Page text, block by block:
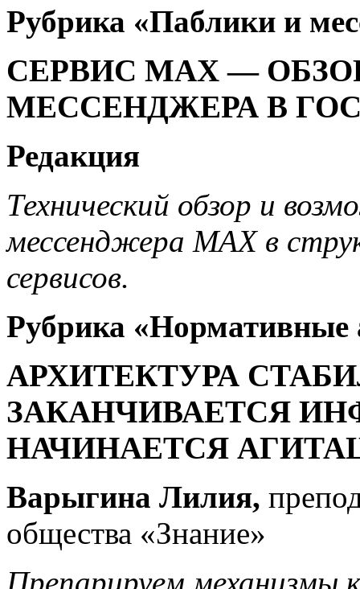
Рубрика «Паблики и
СЕРВИС MAX —
МЕССЕНДЖЕРА В
Редакция
Технический обзор и
мессенджера MAX в
сервисов.
Рубрика «Нормативные
АРХИТЕКТУРА
ЗАКАНЧИВАЕТСЯ
НАЧИНАЕТСЯ
Варыгина Лилия,
общества «Знание»
Препарируем механизмы